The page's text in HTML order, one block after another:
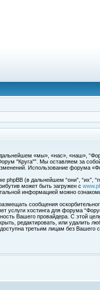
«мы», «нас», «наш»,
"Круга"”. Мы оставляем за
Использование форума
(в дальнейшем “они”, “их”,
может быть загружен с
информацией можно
сообщения
услуги хостинга для форума
Вашего провайдера. С этой
редактировать, или удалить
третьим лицам без Вашего